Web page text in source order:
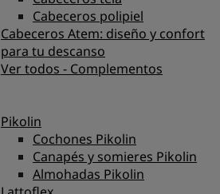
Cabeceros polipiel
Cabeceros Atem: diseño y confort
para tu descanso
Ver todos - Complementos
Pikolin
Cochones Pikolin
Canapés y somieres Pikolin
Almohadas Pikolin